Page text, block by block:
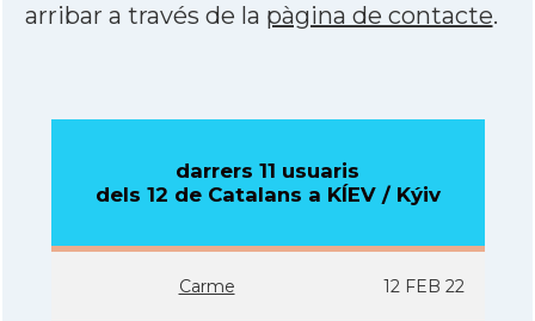
arribar a través de la pàgina de contacte.
darrers 11 usuaris
dels 12 de Catalans a KÍEV / Kýiv
Carme 12 FEB 22